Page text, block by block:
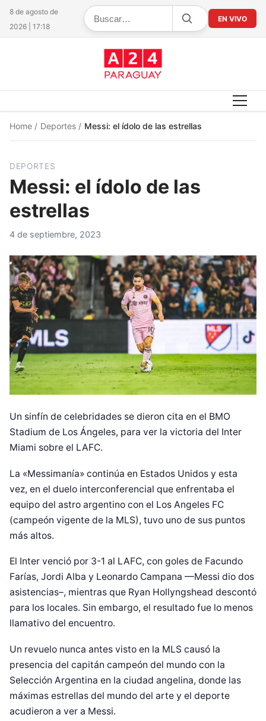
8 de agosto de
2026 | 17:18
EN VIVO
Home / Deportes / Messi: el ídolo de las estrellas
DEPORTES
Messi: el ídolo de las
estrellas
4 de septiembre, 2023
Un sinfín de celebridades se dieron cita en el BMO
Stadium de Los Ángeles, para ver la victoria del Inter
Miami sobre el LAFC.
La «Messimanía» continúa en Estados Unidos y esta
vez, en el duelo interconferencial que enfrentaba el
equipo del astro argentino con el Los Angeles FC
(campeón vigente de la MLS), tuvo uno de sus puntos
más altos.
El Inter venció por 3-1 al LAFC, con goles de Facundo
Farías, Jordi Alba y Leonardo Campana —Messi dio dos
asistencias–, mientras que Ryan Hollyngshead descontó
para los locales. Sin embargo, el resultado fue lo menos
llamativo del encuentro.
Un revuelo nunca antes visto en la MLS causó la
presencia del capitán campeón del mundo con la
Selección Argentina en la ciudad angelina, donde las
máximas estrellas del mundo del arte y el deporte
acudieron a ver a Messi.